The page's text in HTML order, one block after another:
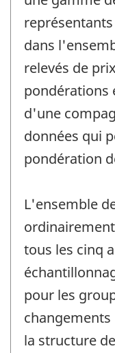
dans
relevés de
pondérations
d'une
données qui
pondération
L'ensemble
tous les cinq
pour les
la structure